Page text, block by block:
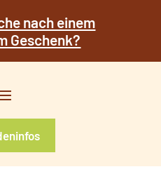
nach einem
Geschenk?